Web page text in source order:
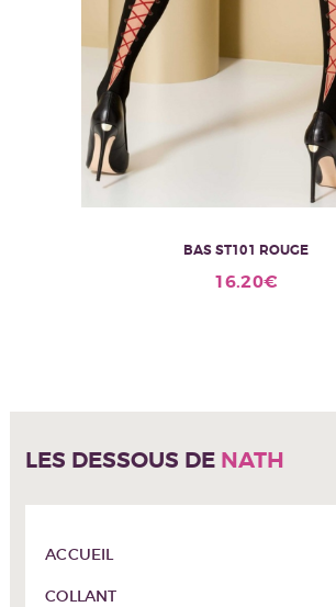
BAS ST101 ROUGE
16.20€
peuvent
choisies
LES DESSOUS DE NATH
ACCUEIL
COLLANT